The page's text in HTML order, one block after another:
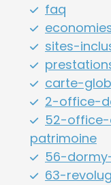
faq
sites-
carte-
2-office-
52-
patrimoine
56-
63-